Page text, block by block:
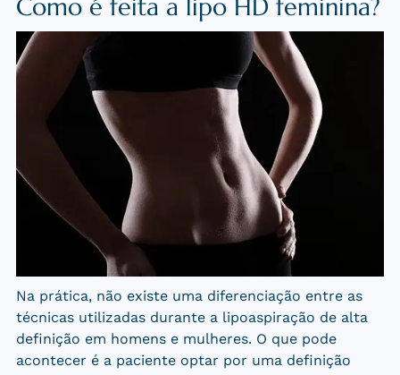
Como é feita a lipo HD feminina?
Na prática, não existe uma diferenciação entre as
técnicas utilizadas durante a lipoaspiração de alta
definição em homens e mulheres. O que pode
acontecer é a paciente optar por uma definição